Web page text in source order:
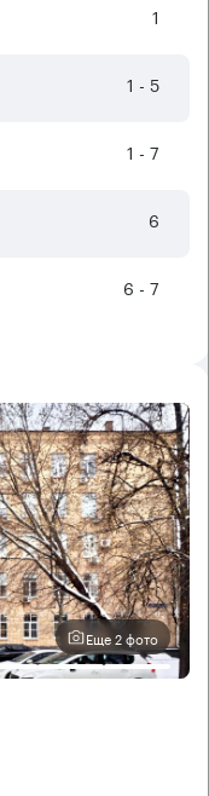
1
1 - 5
1 - 7
6
6 - 7
Еще 2 фото